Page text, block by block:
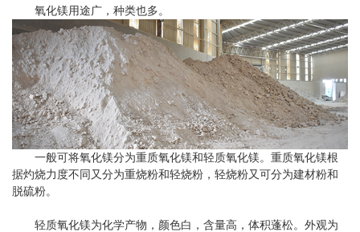
氧化镁用途广，种类也多。
一般可将氧化镁分为重质氧化镁和轻质氧化镁。重质氧化镁根
据灼烧力度不同又分为重烧粉和轻烧粉，轻烧粉又可分为建材粉和
脱硫粉。
轻质氧化镁为化学产物，颜色白，含量高，体积蓬松。外观为